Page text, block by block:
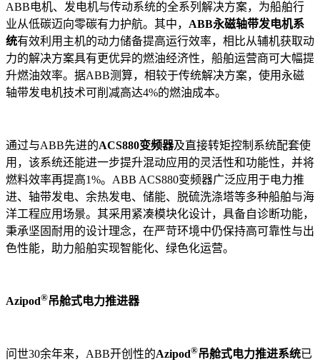
ABB电机、发电机与传动系统的全系列解决方案，为船舶行
业从低碳迈向零碳有力护航。其中， ABB永磁轴带发电机系
统有效利用主机的动力储备提高运行效率，相比从辅机获取动
力的解决方案具有更优异的燃油经济性，船舶运营商可大幅提
升燃油效率。据ABB测算，相较于传统解决方案，使用永磁
轴带发电机技术可削减高达4%的燃油成本。
通过与ABB先进的ACS880变频器及直接转矩控制系统配套使
用，该系统还能进一步提升混动应用的灵活性和功能性，并将
燃料效率再提高1%。ABB ACS880变频器广泛应用于电力推
进、轴带发电、余热发电、储能、脱硫洗涤塔等多种船舶与海
洋工程应用场景。其采用紧凑模块化设计，具备自诊断功能，
秉承坚固耐用的设计理念，在严苛环境中仍保持高可靠性与出
色性能，助力船舶实现智能化、绿色化运营。
Azipod®吊舱式电力推进器
问世30余年来，ABB开创性的Azipod®吊舱式电力推进系统已